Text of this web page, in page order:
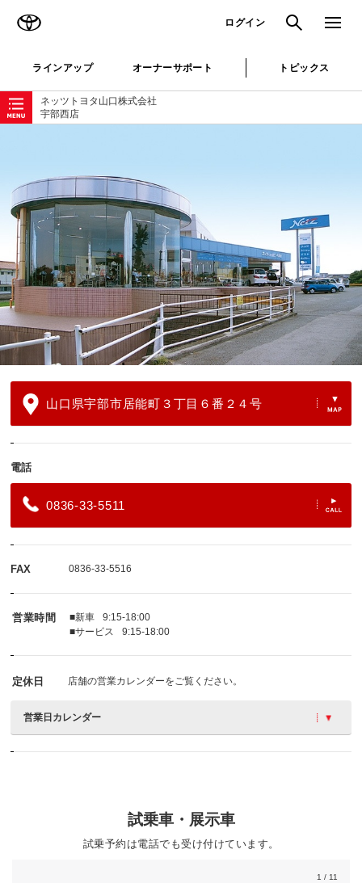
ログイン 検索 メニュ
ラインアップ オーナーサポート トピックス
ネッツトヨタ山口株式会社
宇部西店
ローカルナビゲーション
山口県宇部市居能町３丁目６番２４号
電話
0836-33-5511
FAX 0836-33-5516
営業時間 ■新車
9:15-18:00
■サービス
9:15-18:00
定休日 店舗の営業カレンダーをご覧ください。
営業日カレンダー
試乗車・展示車
試乗予約は電話でも受け付けています。
1 / 11